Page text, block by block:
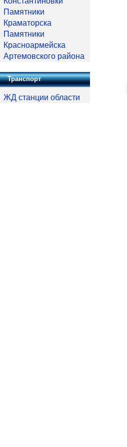
Памятники
Краматорска
Памятники
Красноармейска
Артемовского района
Транспорт
ЖД станции области